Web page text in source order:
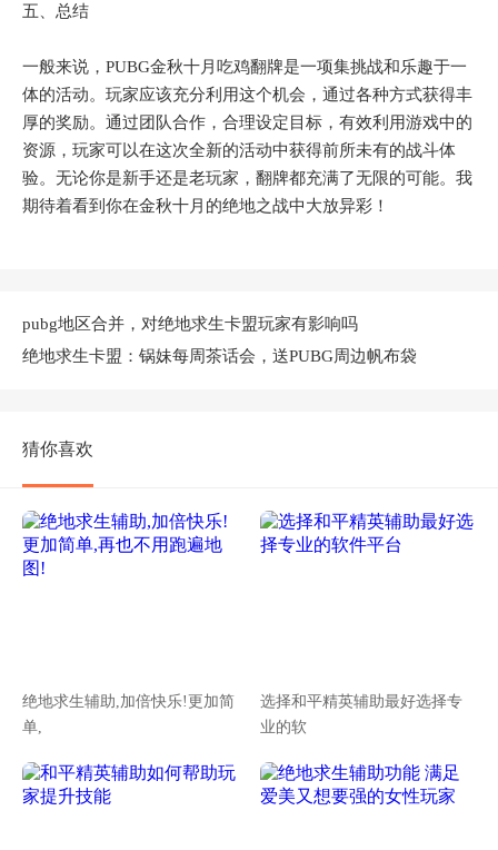
五、总结
一般来说，PUBG金秋十月吃鸡翻牌是一项集挑战和乐趣于一
体的活动。玩家应该充分利用这个机会，通过各种方式获得丰
厚的奖励。通过团队合作，合理设定目标，有效利用游戏中的
资源，玩家可以在这次全新的活动中获得前所未有的战斗体
验。无论你是新手还是老玩家，翻牌都充满了无限的可能。我
期待着看到你在金秋十月的绝地之战中大放异彩！
pubg地区合并，对绝地求生卡盟玩家有影响吗
绝地求生卡盟：锅妹每周茶话会，送PUBG周边帆布袋
猜你喜欢
绝地求生辅助,加倍快乐!更加简
单,
选择和平精英辅助最好选择专
业的软